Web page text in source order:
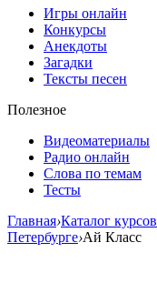
Игры онлайн
Конкурсы
Анекдоты
Загадки
Тексты песен
Полезное
Видеоматериалы
Радио онлайн
Слова по темам
Тесты
Главная›Каталог курсов
Петербурге›Ай Класс